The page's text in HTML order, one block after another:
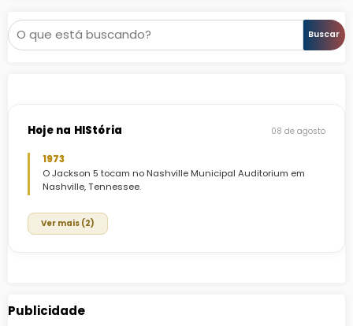
Pesquisar Buscar
Hoje na HIStória 08 de agosto
1973
O Jackson 5 tocam no Nashville Municipal Auditorium em
Nashville, Tennessee.
Ver mais (2)
Publicidade